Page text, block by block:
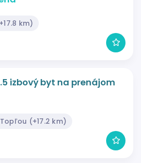
km)
izbový byt na prenájom
(+17.2 km)